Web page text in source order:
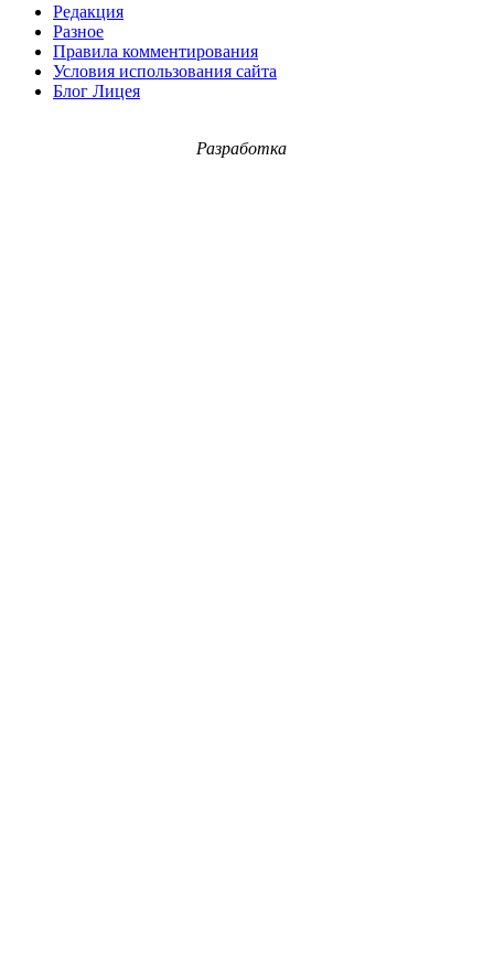
Редакция
Разное
Правила комментирования
Условия использования сайта
Блог Лицея
Разработка